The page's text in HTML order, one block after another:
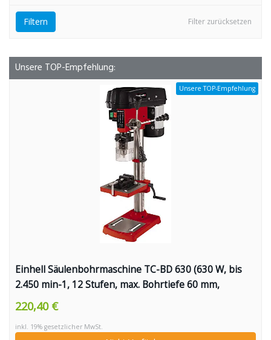
Filter zurücksetzen
Filtern
Unsere TOP-Empfehlung:
Unsere TOP-Empfehlung
Einhell Säulenbohrmaschine TC-BD 630 (630 W, bis
2.450 min-1, 12 Stufen, max. Bohrtiefe 60 mm,
Zahnkranzfutter 1,5-16 mm, einstellbarer
Tiefenanschlag, neig-/drehbarer Bohrtisch inkl.
Schraubstock)
220,40 €
inkl. 19% gesetzlicher MwSt.